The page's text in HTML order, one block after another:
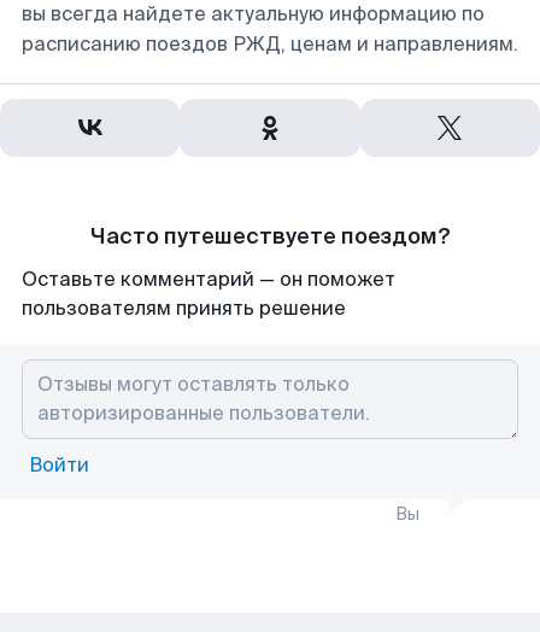
вы всегда найдете актуальную информацию по
расписанию поездов РЖД, ценам и направлениям.
Часто путешествуете поездом?
Оставьте комментарий — он поможет
пользователям принять решение
Войти
Вы